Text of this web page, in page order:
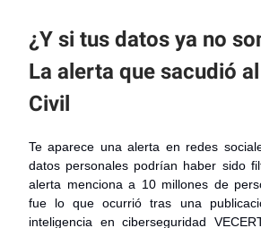
¿Y si tus datos ya no
La alerta que sacudió
Civil
Te aparece una alerta en redes
datos personales podrían haber sido
alerta menciona a 10 millones de
fue lo que ocurrió tras una
inteligencia en ciberseguridad